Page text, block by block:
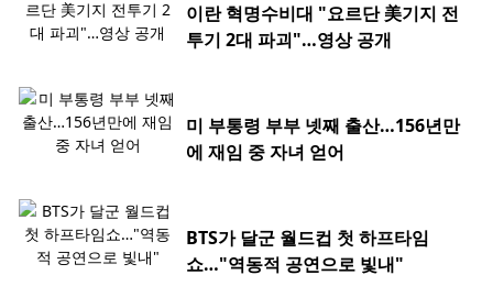
이란 혁명수비대 "요르단 美기지 전
투기 2대 파괴"…영상 공개
미 부통령 부부 넷째 출산…156년만
에 재임 중 자녀 얻어
BTS가 달군 월드컵 첫 하프타임
쇼…"역동적 공연으로 빛내"